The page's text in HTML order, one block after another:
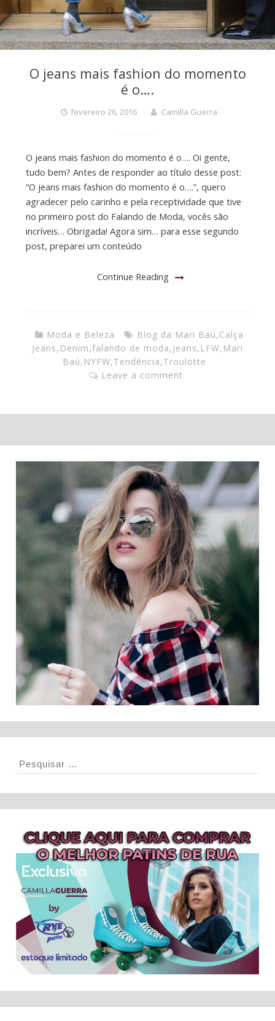
O jeans mais fashion do momento
é o….
fevereiro 26, 2016 Camilla Guerra
O jeans mais fashion do momento é o…. Oi gente,
tudo bem? Antes de responder ao título desse post:
“O jeans mais fashion do momento é o….”, quero
agradecer pelo carinho e pela receptividade que tive
no primeiro post do Falando de Moda, vocês são
incríveis… Obrigada! Agora sim… para esse segundo
post, preparei um conteúdo
Continue Reading
Moda e Beleza Blog da Mari Baú,Calça
Jeans, Denim,falando de moda, Jeans, LFW, Mari
Baú, NYFW,Tendência,Troulotte
Leave a comment